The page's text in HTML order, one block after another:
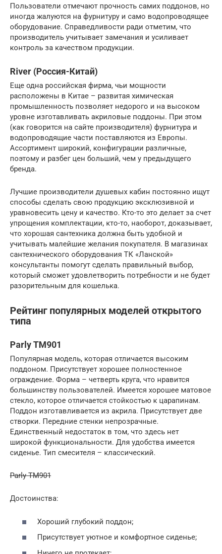
Пользователи отмечают прочность самих поддонов, но
иногда жалуются на фурнитуру и само водопроводящее
оборудование. Справедливости ради отметим, что
производитель учитывает замечания и усиливает
контроль за качеством продукции.
River (Россия-Китай)
Еще одна российская фирма, чьи мощности
расположены в Китае – развитая химическая
промышленность позволяет недорого и на высоком
уровне изготавливать акриловые поддоны. При этом
(как говорится на сайте производителя) фурнитура и
водопроводящие части поставляются из Европы.
Ассортимент широкий, конфигурации различные,
поэтому и разбег цен больший, чем у предыдущего
бренда.
Лучшие производители душевых кабин постоянно ищут
способы сделать свою продукцию эксклюзивной и
уравновесить цену и качество. Кто-то это делает за счет
упрощения комплектации, кто-то, наоборот, доказывает,
что хорошая сантехника должна быть удобной и
учитывать малейшие желания покупателя. В магазинах
сантехнического оборудования ТК «Ланской»
консультанты помогут сделать правильный выбор,
который сможет удовлетворить потребности и не будет
разорительным для кошелька.
Рейтинг популярных моделей открытого
типа
Parly TM901
Популярная модель, которая отличается высоким
поддоном. Присутствует хорошее полностенное
ограждение. Форма – четверть круга, что нравится
большинству пользователей. Имеется хорошее матовое
стекло, которое отличается стойкостью к царапинам.
Поддон изготавливается из акрила. Присутствует две
створки. Передние стенки непрозрачные.
Единственный недостаток в том, что здесь нет
широкой функциональности. Для удобства имеется
сиденье. Тип смесителя – классический.
Parly TM901
Достоинства:
Хороший глубокий поддон;
Присутствует уютное и комфортное сиденье;